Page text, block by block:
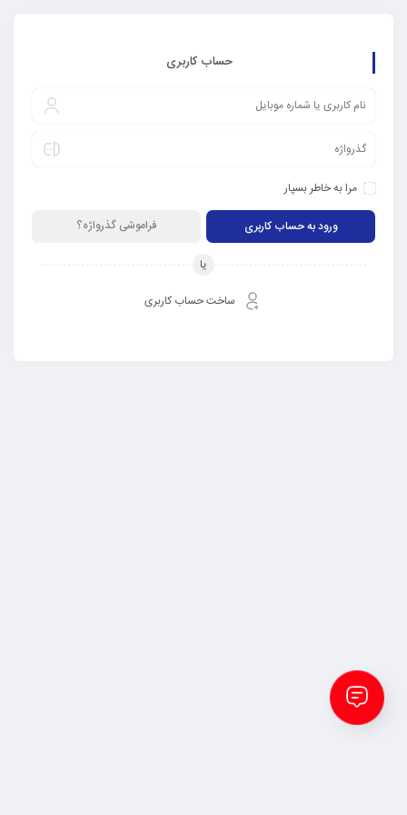
حساب کاربری
مرا به خاطر بسپار
فراموشی گذرواژه؟
یا
ساخت حساب کاربری